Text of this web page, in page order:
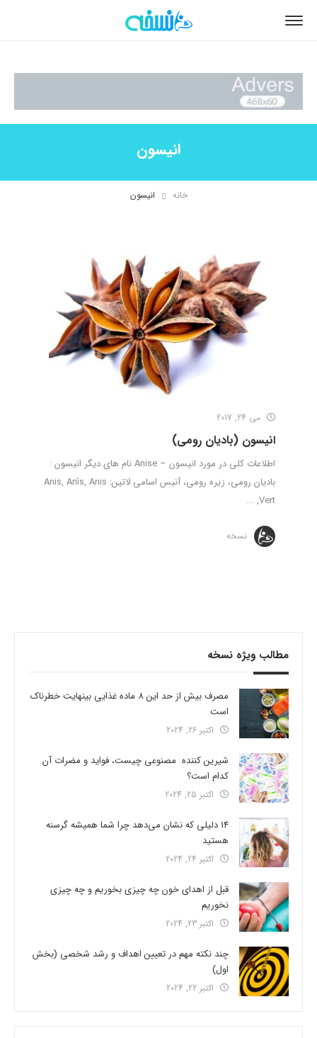
انیسون
خانه انیسون
می 24, 2017
انیسون (بادیان رومی)
اطلاعات کلی در مورد انیسون – Anise نام های دیگر انیسون :
بادیان رومی، زیره رومی، آنیس اسامی لاتین: Anis, Anís, Anis
Vert, ...
نسخه
مطالب ویژه نسخه
مصرف بیش از حد این 8 ماده غذایی بینهایت خطرناک
است
اکتبر 26, 2024
شیرین کننده مصنوعی چیست، فواید و مضرات آن
کدام است؟
اکتبر 25, 2024
14 دلیلی که نشان می‌دهد چرا شما همیشه گرسنه
هستید
اکتبر 24, 2024
قبل از اهدای خون چه چیزی بخوریم و چه چیزی
نخوریم
اکتبر 23, 2024
چند نکته مهم در تعیین اهداف و رشد شخصی (بخش
اول)
اکتبر 22, 2024